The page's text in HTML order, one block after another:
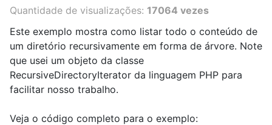
Quantidade de visualizações: 17064 vezes
Este exemplo mostra como listar todo o conteúdo de
um diretório recursivamente em forma de árvore. Note
que usei um objeto da classe
RecursiveDirectoryIterator da linguagem PHP para
facilitar nosso trabalho.
Veja o código completo para o exemplo: